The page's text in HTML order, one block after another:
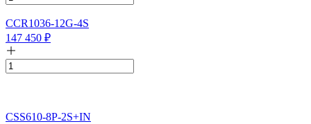
CCR1036-12G-4S
147 450 ₽
CSS610-8P-2S+IN